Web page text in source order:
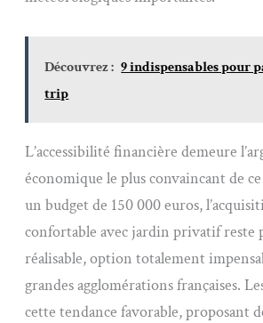
Découvrez : 9 indispensables pour
trip
L’accessibilité financière demeure
économique le plus convaincant de
un budget de 150 000 euros,
confortable avec jardin privatif reste
réalisable, option totalement
grandes agglomérations françaises.
cette tendance favorable, proposant